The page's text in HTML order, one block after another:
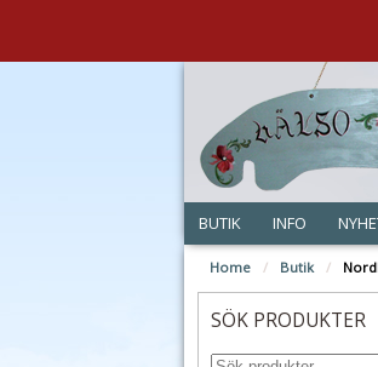
BUTIK INFO
Home / Butik /
SÖK PRODUKTER